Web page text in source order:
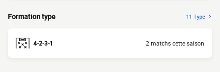
Formation type 11 Type
4-2-3-1 2 matchs cette saison